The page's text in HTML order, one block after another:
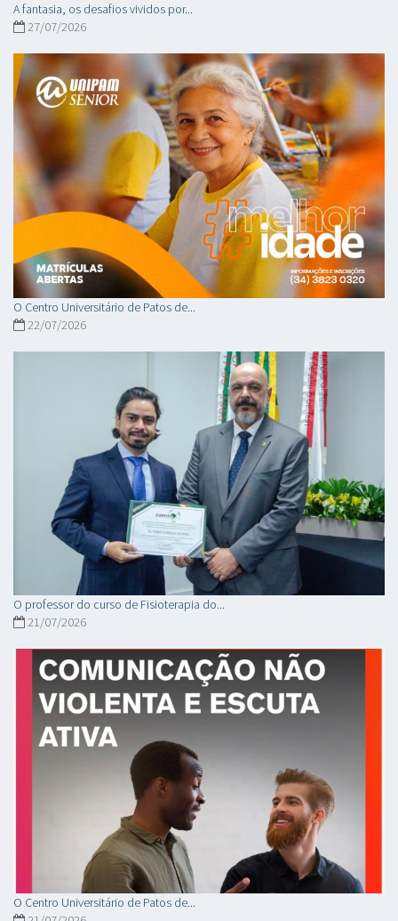
A fantasia, os desafios vividos por...
27/07/2026
O Centro Universitário de Patos de...
22/07/2026
O professor do curso de Fisioterapia do...
21/07/2026
O Centro Universitário de Patos de...